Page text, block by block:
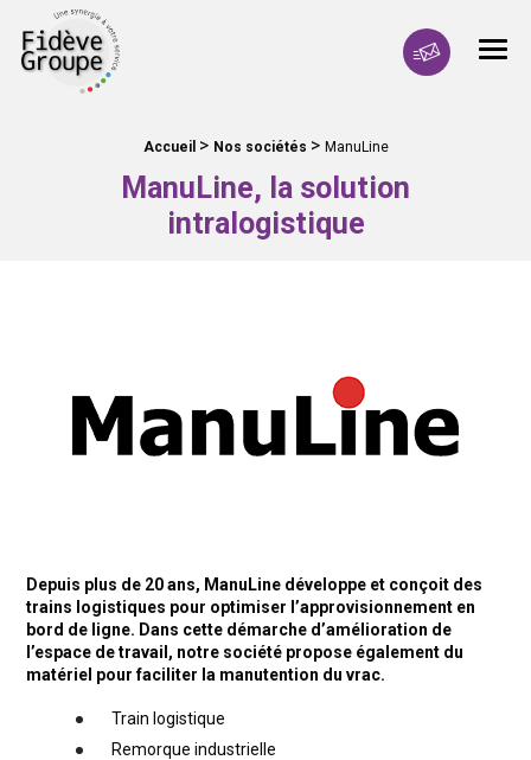
Fidève Groupe Une synergie à votre service
Contactez-
Accueil > Nos sociétés > ManuLine
ManuLine, la solution
intralogistique
Depuis plus de 20 ans, ManuLine développe et conçoit des
trains logistiques pour optimiser l’approvisionnement en
bord de ligne. Dans cette démarche d’amélioration de
l’espace de travail, notre société propose également du
matériel pour faciliter la manutention du vrac.
Train logistique
Remorque industrielle